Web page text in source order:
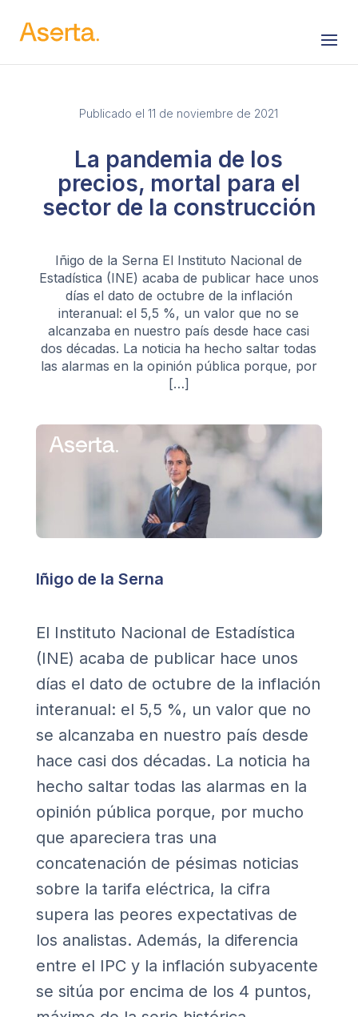
Saltar al contenido
Publicado el 11 de noviembre de 2021
La pandemia de los
precios, mortal para el
sector de la construcción
Iñigo de la Serna El Instituto Nacional de
Estadística (INE) acaba de publicar hace unos
días el dato de octubre de la inflación
interanual: el 5,5 %, un valor que no se
alcanzaba en nuestro país desde hace casi
dos décadas. La noticia ha hecho saltar todas
las alarmas en la opinión pública porque, por
[…]
Iñigo de la Serna
El Instituto Nacional de Estadística
(INE) acaba de publicar hace unos
días el dato de octubre de la inflación
interanual: el 5,5 %, un valor que no
se alcanzaba en nuestro país desde
hace casi dos décadas. La noticia ha
hecho saltar todas las alarmas en la
opinión pública porque, por mucho
que apareciera tras una
concatenación de pésimas noticias
sobre la tarifa eléctrica, la cifra
supera las peores expectativas de
los analistas. Además, la diferencia
entre el IPC y la inflación subyacente
se sitúa por encima de los 4 puntos,